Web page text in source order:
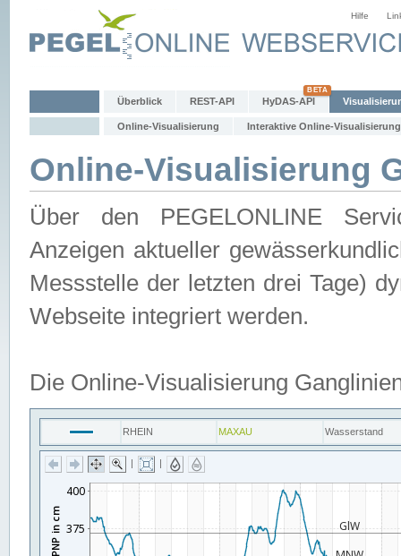
Hilfe
Überblick REST-API HyDAS-API
Online-Visualisierung Interaktive Online-Visualisierung
Online-Visualisierung
Über den PEGELONLINE
Anzeigen aktueller
Messstelle der letzten drei Tage)
Webseite integriert werden.
Die Online-Visualisierung